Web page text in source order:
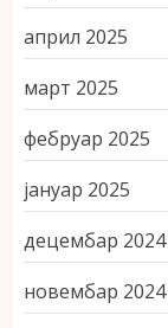
април 2025
март 2025
фебруар 2025
јануар 2025
децембар 2024
новембар 2024